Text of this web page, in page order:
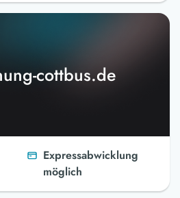
cottbus.de
Expressabwicklung
möglich